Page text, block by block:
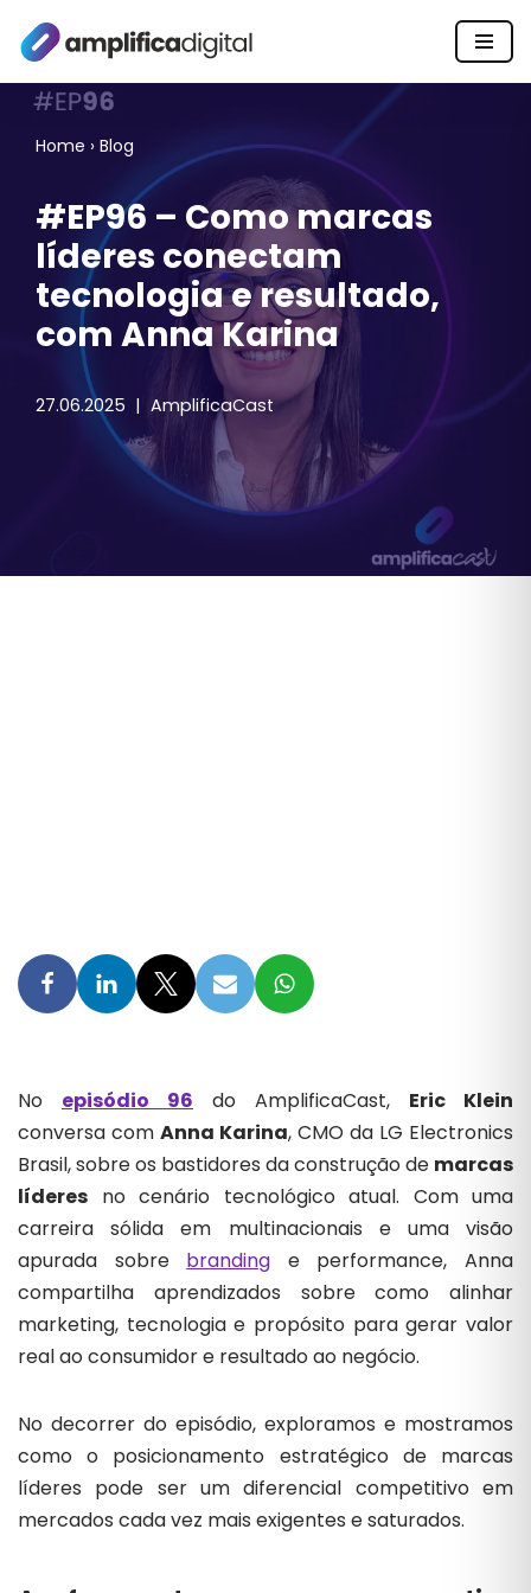
Pular
para
Home › Blog
#EP96 – Como marcas
líderes conectam
tecnologia e resultado,
com Anna Karina
27.06.2025 AmplificaCast
No episódio 96 do AmplificaCast, Eric Klein
conversa com Anna Karina, CMO da LG Electronics
Brasil, sobre os bastidores da construção de marcas
líderes no cenário tecnológico atual. Com uma
carreira sólida em multinacionais e uma visão
apurada sobre branding e performance, Anna
compartilha aprendizados sobre como alinhar
marketing, tecnologia e propósito para gerar valor
real ao consumidor e resultado ao negócio.
No decorrer do episódio, exploramos e mostramos
como o posicionamento estratégico de marcas
líderes pode ser um diferencial competitivo em
mercados cada vez mais exigentes e saturados.